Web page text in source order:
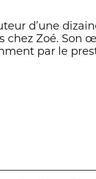
d’une
chez Zoé. Son
par le